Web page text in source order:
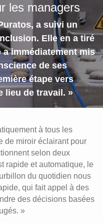
les managers
a suivi un
Elle en a tiré
immédiatement mis
de ses
étape vers
lieu de travail. »
à tous les
de miroir éclairant pour
selon deux
rapide et automatique, le
du quotidien nous
qui fait appel à des
des décisions basées
»